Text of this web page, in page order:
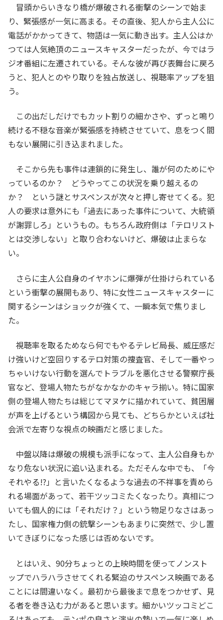
冒頭からいきなり橋が爆破される衝撃のシーンで始ま
り、緊張感が一気に高まる。その直後、犯人から主人公に
電話がかかってきて、物語は一気に動き出す。主人公はか
つては人気絶頂のニュースキャスターだったが、今ではラ
ジオ番組に左遷されている。そんな彼が再び表舞台に戻ろ
うと、犯人とのやり取りを独占放送し、視聴率アップを狙
う。
この出だしだけでもカット割りの細かさや、ずっと鳴り
続ける不穏な音楽が緊張感を持続させていて、息をつく間
もない展開に引き込まれました。
そこから先も事件は連鎖的に発生し、誰が何のためにや
っているのか？ どうやってこの状況を乗り越えるの
か？ という謎とサスペンスが次々と押し寄せてくる。犯
人の要求は意外にも「過去にあった事件について、大統領
が謝罪しろ」というもの。もちろん政府側は「テロリスト
とは交渉しない」と取り合わないけど、爆破は止まらな
い。
さらに主人公自身のイヤホンに爆弾が仕掛けられている
という衝撃の展開もあり、特に女性ニュースキャスターに
関するシーンはショックが強くて、一瞬本気で焦りまし
た。
視聴率を取るためなら何でもやるテレビ局長、威圧感だ
け強いけど空回りするテロ対策の捜査官、そして一番やっ
ちゃいけない行動を選んでトラブルを悪化させる警察庁長
官など、登場人物たちがなかなかのキャラ揃い。特に国家
側の登場人物たちは総じてマヌケに描かれていて、貧困層
が声を上げるという構図から見ても、どちらかといえば社
会派で左寄りな視点の映画だと感じました。
中盤以降は爆破の規模も派手になって、主人公自身もか
なり危ない状況に追い込まれる。ただそんな中でも、「今
それやる!?」と言いたくなるような過去の不祥事を責めら
れる場面があって、若干ツッコミたくなったり。真相につ
いても個人的には「それだけ？」という物足りなさはあっ
たし、国家権力側の銃撃シーンもあまりに突然で、少し置
いてきぼりになった感じは否めないです。
とはいえ、90分ちょっとの上映時間を使ってノンスト
ップでハラハラさせてくれる緊迫のサスペンス映画である
ことには間違いなく。最初から最後まで息をつかせず、見
る者を巻き込む力があると思います。細かいツッコミどこ